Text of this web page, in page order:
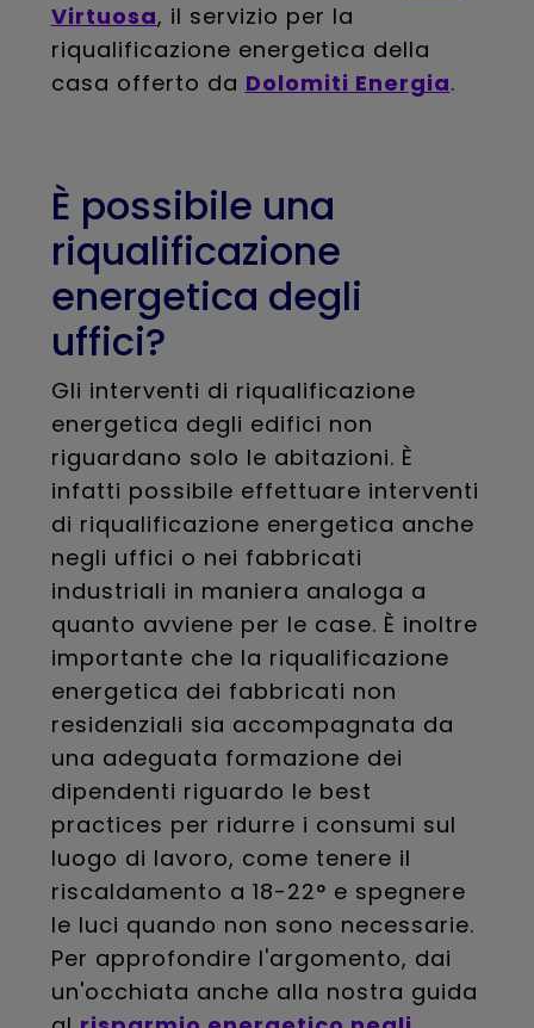
Virtuosa, il servizio per la
riqualificazione energetica della
casa offerto da Dolomiti Energia.
È possibile una
riqualificazione
energetica degli
uffici?
Gli interventi di riqualificazione
energetica degli edifici non
riguardano solo le abitazioni. È
infatti possibile effettuare interventi
di riqualificazione energetica anche
negli uffici o nei fabbricati
industriali in maniera analoga a
quanto avviene per le case. È inoltre
importante che la riqualificazione
energetica dei fabbricati non
residenziali sia accompagnata da
una adeguata formazione dei
dipendenti riguardo le best
practices per ridurre i consumi sul
luogo di lavoro, come tenere il
riscaldamento a 18-22° e spegnere
le luci quando non sono necessarie.
Per approfondire l'argomento, dai
un'occhiata anche alla nostra guida